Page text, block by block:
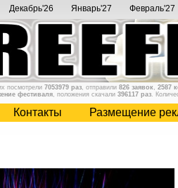
Декабрь'26 Январь'27 Февраль'27
посмотрели 7053979 раз, отправили 826 заявок, 2587
фестиваля, положения скачали 396117 раз.
Контакты Размещение